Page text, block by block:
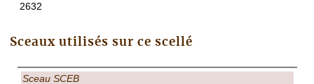
2632
Sceaux utilisés sur ce scellé
Sceau SCEB